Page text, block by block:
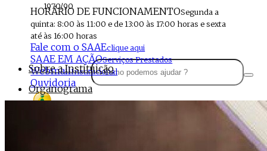
1970/90
HORÁRIO DE FUNCIONAMENTOSegunda a
quinta: 8:00 às 11:00 e de 13:00 às 17:00 horas e sexta
até às 16:00 horas
Fale com o SAAEclique aqui
SAAE EM AÇÃOServiços Prestados
WebmailInstitucional
Ouvidoria
Sobre a Instituição
Organograma